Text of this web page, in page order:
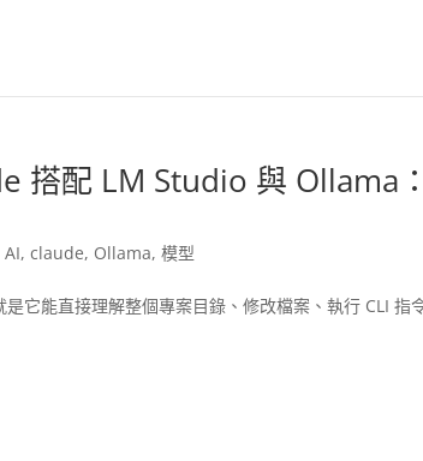
搭配 LM Studio 與 Ollama
AI,claude, Ollama,模型
它能直接理解整個專案目錄、修改檔案、執行 CLI 指